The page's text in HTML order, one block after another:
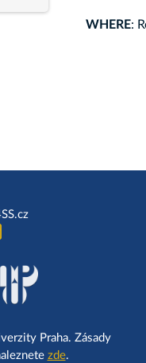
WHERE:
Praha. Zásady
zde.